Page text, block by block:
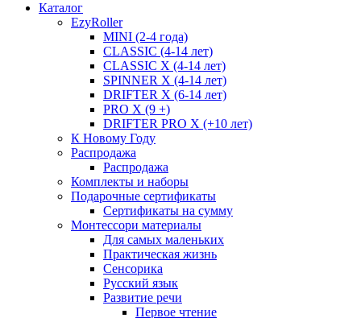
Каталог
EzyRoller
MINI (2-4 года)
CLASSIC (4-14 лет)
CLASSIC X (4-14 лет)
SPINNER X (4-14 лет)
DRIFTER X (6-14 лет)
PRO X (9 +)
DRIFTER PRO X (+10 лет)
К Новому Году
Распродажа
Распродажа
Комплекты и наборы
Подарочные сертификаты
Сертификаты на сумму
Монтессори материалы
Для самых маленьких
Практическая жизнь
Сенсорика
Русский язык
Развитие речи
Первое чтение